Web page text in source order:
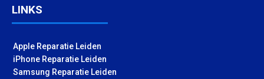
LINKS
Apple Reparatie Leiden
iPhone Reparatie Leiden
Samsung Reparatie Leiden